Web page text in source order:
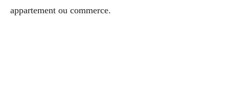
appartement ou commerce.